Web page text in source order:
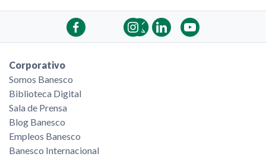
Corporativo
Somos Banesco
Biblioteca Digital
Sala de Prensa
Blog Banesco
Empleos Banesco
Banesco Internacional